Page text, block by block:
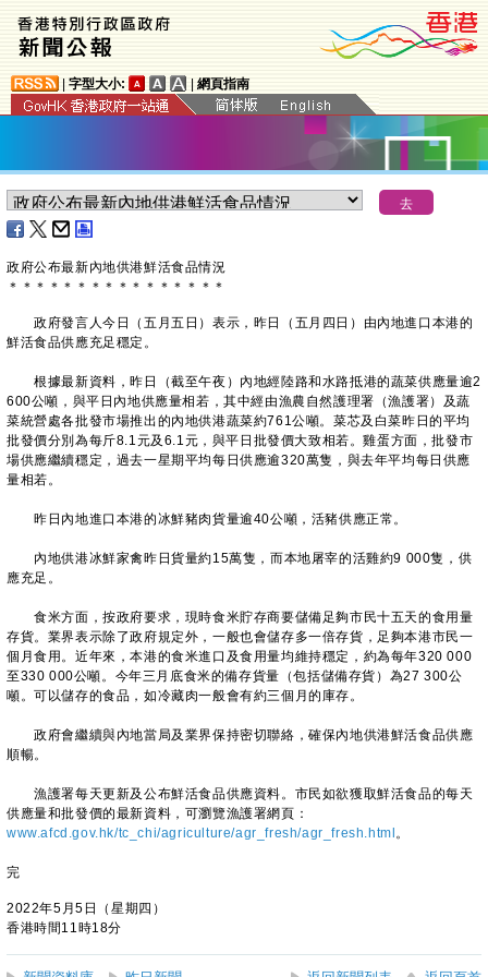
字型大小: 網頁指南
政府公布最新內地供港鮮活食品情況
＊ ＊ ＊ ＊ ＊ ＊ ＊ ＊ ＊ ＊ ＊ ＊ ＊ ＊ ＊ ＊
政府發言人今日（五月五日）表示，昨日（五月四日）由內地進口本港的
鮮活食品供應充足穩定。
根據最新資料，昨日（截至午夜）內地經陸路和水路抵港的蔬菜供應量逾2
600公噸，與平日內地供應量相若，其中經由漁農自然護理署（漁護署）及蔬
菜統營處各批發市場推出的內地供港蔬菜約761公噸。菜芯及白菜昨日的平均
批發價分別為每斤8.1元及6.1元，與平日批發價大致相若。雞蛋方面，批發市
場供應繼續穩定，過去一星期平均每日供應逾320萬隻，與去年平均每日供應
量相若。
昨日內地進口本港的冰鮮豬肉貨量逾40公噸，活豬供應正常。
內地供港冰鮮家禽昨日貨量約15萬隻，而本地屠宰的活雞約9 000隻，供
應充足。
食米方面，按政府要求，現時食米貯存商要儲備足夠市民十五天的食用量
存貨。業界表示除了政府規定外，一般也會儲存多一倍存貨，足夠本港市民一
個月食用。近年來，本港的食米進口及食用量均維持穩定，約為每年320 000
至330 000公噸。今年三月底食米的備存貨量（包括儲備存貨）為27 300公
噸。可以儲存的食品，如冷藏肉一般會有約三個月的庫存。
政府會繼續與內地當局及業界保持密切聯絡，確保內地供港鮮活食品供應
順暢。
漁護署每天更新及公布鮮活食品供應資料。市民如欲獲取鮮活食品的每天
供應量和批發價的最新資料，可瀏覽漁護署網頁：
www.afcd.gov.hk/tc_chi/agriculture/agr_fresh/agr_fresh.html 。
完
2022年5月5日（星期四）
香港時間11時18分